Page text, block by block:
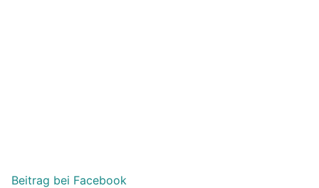
Beitrag bei Facebook